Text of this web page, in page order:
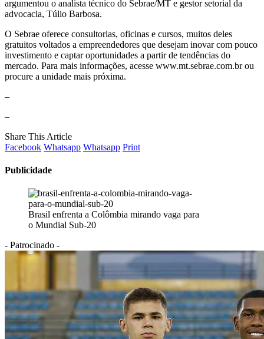
argumentou o analista técnico do Sebrae/MT e gestor setorial da
advocacia, Túlio Barbosa.
O Sebrae oferece consultorias, oficinas e cursos, muitos deles
gratuitos voltados a empreendedores que desejam inovar com pouco
investimento e captar oportunidades a partir de tendências do
mercado. Para mais informações, acesse www.mt.sebrae.com.br ou
procure a unidade mais próxima.
–
–
Share This Article
Facebook Whatsapp Whatsapp Print
Publicidade
Brasil enfrenta a Colômbia mirando vaga para
o Mundial Sub-20
- Patrocinado -